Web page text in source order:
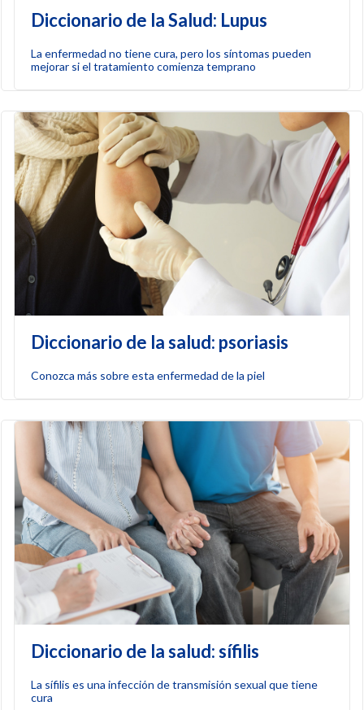
Diccionario de la Salud: Lupus
La enfermedad no tiene cura, pero los síntomas pueden
mejorar si el tratamiento comienza temprano
Diccionario de la salud: psoriasis
Conozca más sobre esta enfermedad de la piel
Diccionario de la salud: sífilis
La sífilis es una infección de transmisión sexual que tiene
cura